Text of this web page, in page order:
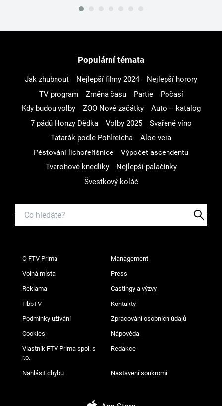
Populární témata
Jak zhubnout Nejlepší filmy 2024
Nejlepší horory
TV program
Změna času Partie
Počasí
Kdy budou volby
ZOO Nové začátky
Auto – katalog
7 pádů Honzy Dědka
Volby 2025
Svařené víno
Tatarák podle Pohlreicha
Aloe vera
Pěstování lichořeřišnice
Výpočet ascendentu
Tvarohové knedlíky
Nejlepší palačinky
Švestkový koláč
O FTV Prima Management
Volná místa Press
Reklama Castingy a výzvy
HbbTV Kontakty
Podmínky užívání Zpracování osobních údajů
Cookies Nápověda
Vlastník FTV Prima spol. s
r.o.
Redakce
Nahlásit chybu Nastavení soukromí